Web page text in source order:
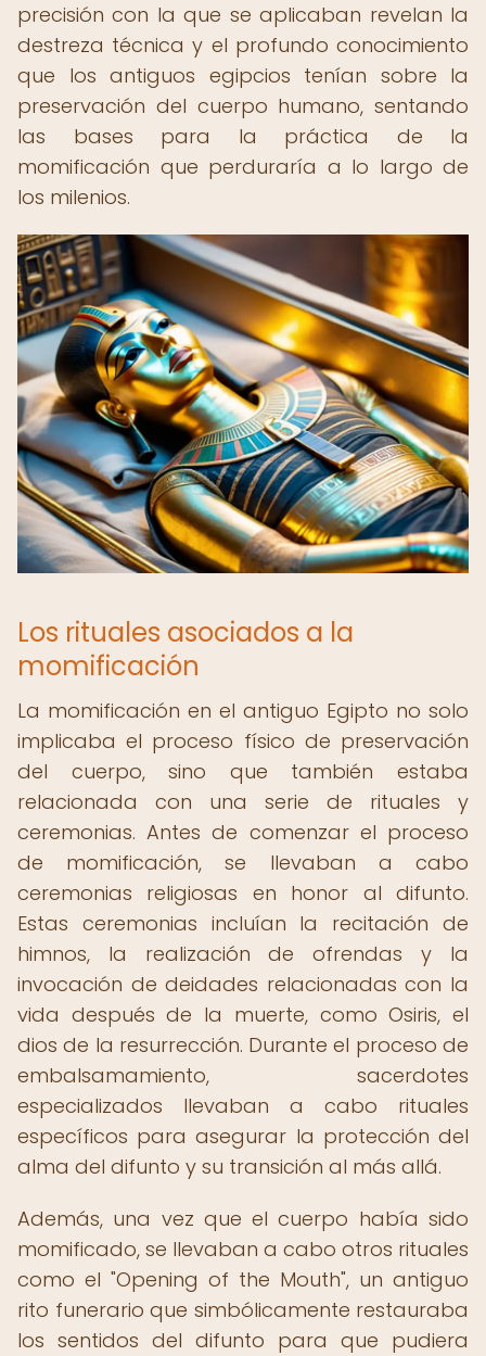
precisión con la que se aplicaban revelan la
destreza técnica y el profundo conocimiento
que los antiguos egipcios tenían sobre la
preservación del cuerpo humano, sentando
las bases para la práctica de la
momificación que perduraría a lo largo de
los milenios.
Los rituales asociados a la
momificación
La momificación en el antiguo Egipto no solo
implicaba el proceso físico de preservación
del cuerpo, sino que también estaba
relacionada con una serie de rituales y
ceremonias. Antes de comenzar el proceso
de momificación, se llevaban a cabo
ceremonias religiosas en honor al difunto.
Estas ceremonias incluían la recitación de
himnos, la realización de ofrendas y la
invocación de deidades relacionadas con la
vida después de la muerte, como Osiris, el
dios de la resurrección. Durante el proceso de
embalsamamiento, sacerdotes
especializados llevaban a cabo rituales
específicos para asegurar la protección del
alma del difunto y su transición al más allá.
Además, una vez que el cuerpo había sido
momificado, se llevaban a cabo otros rituales
como el "Opening of the Mouth", un antiguo
rito funerario que simbólicamente restauraba
los sentidos del difunto para que pudiera